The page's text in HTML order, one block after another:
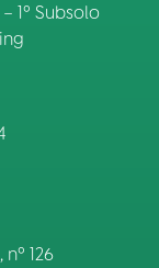
1º Subsolo
126